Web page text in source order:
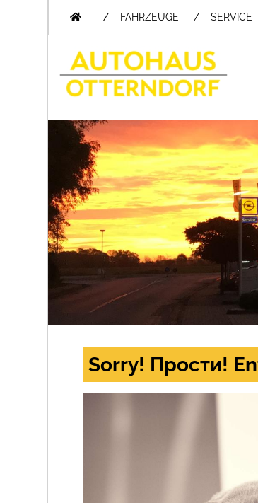
/ FAHRZEUGE SERVICE
Sorry! Прости!